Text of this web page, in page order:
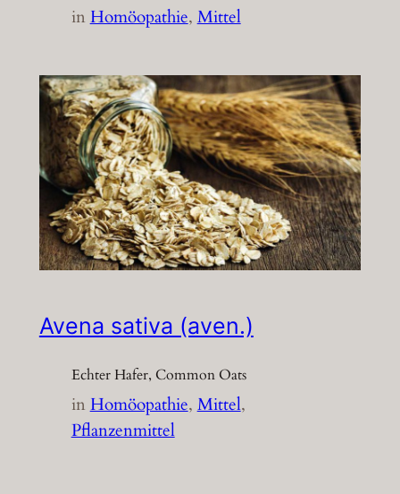
inHomöopathie, Mittel
Avena sativa (aven.)
Echter Hafer, Common Oats
inHomöopathie, Mittel
Pflanzenmittel